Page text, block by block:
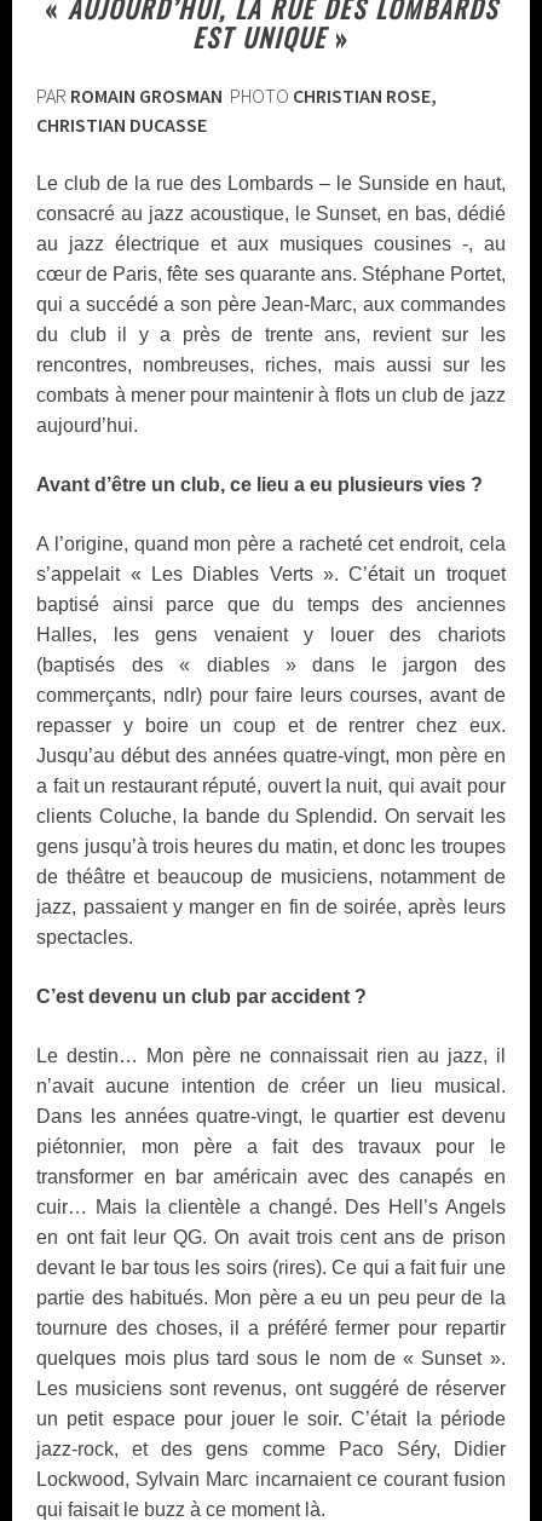
EST UNIQUE»
PAR ROMAIN GROSMAN PHOTO CHRISTIAN ROSE,
CHRISTIAN DUCASSE
Le club de la rue des Lombards – le Sunside en haut,
consacré au jazz acoustique, le Sunset, en bas, dédié
au jazz électrique et aux musiques cousines -, au
cœur de Paris, fête ses quarante ans. Stéphane Portet,
qui a succédé a son père Jean-Marc, aux commandes
du club il y a près de trente ans, revient sur les
rencontres, nombreuses, riches, mais aussi sur les
combats à mener pour maintenir à flots un club de jazz
aujourd’hui.
Avant d’être un club, ce lieu a eu plusieurs vies ?
A l’origine, quand mon père a racheté cet endroit, cela
s’appelait « Les Diables Verts ». C’était un troquet
baptisé ainsi parce que du temps des anciennes
Halles, les gens venaient y louer des chariots
(baptisés des « diables » dans le jargon des
commerçants, ndlr) pour faire leurs courses, avant de
repasser y boire un coup et de rentrer chez eux.
Jusqu’au début des années quatre-vingt, mon père en
a fait un restaurant réputé, ouvert la nuit, qui avait pour
clients Coluche, la bande du Splendid. On servait les
gens jusqu’à trois heures du matin, et donc les troupes
de théâtre et beaucoup de musiciens, notamment de
jazz, passaient y manger en fin de soirée, après leurs
spectacles.
C’est devenu un club par accident ?
Le destin… Mon père ne connaissait rien au jazz, il
n’avait aucune intention de créer un lieu musical.
Dans les années quatre-vingt, le quartier est devenu
piétonnier, mon père a fait des travaux pour le
transformer en bar américain avec des canapés en
cuir… Mais la clientèle a changé. Des Hell’s Angels
en ont fait leur QG. On avait trois cent ans de prison
devant le bar tous les soirs (rires). Ce qui a fait fuir une
partie des habitués. Mon père a eu un peu peur de la
tournure des choses, il a préféré fermer pour repartir
quelques mois plus tard sous le nom de « Sunset ».
Les musiciens sont revenus, ont suggéré de réserver
un petit espace pour jouer le soir. C’était la période
jazz-rock, et des gens comme Paco Séry, Didier
Lockwood, Sylvain Marc incarnaient ce courant fusion
qui faisait le buzz à ce moment là.